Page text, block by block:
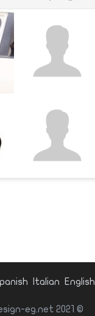
English
Italian
© websitedesign-eg.net 2021. كل الحقوق محفوظة لشركة في أى بي.